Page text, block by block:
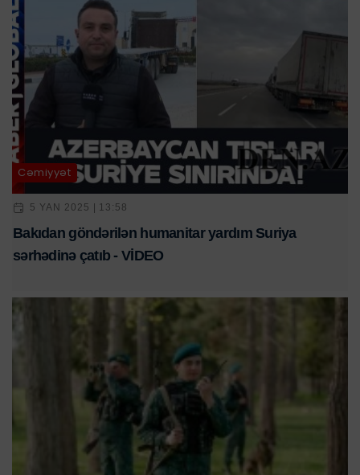
Cəmiyyət
5 YAN 2025 | 13:58
Bakıdan göndərilən humanitar yardım Suriya
sərhədinə çatıb - VİDEO